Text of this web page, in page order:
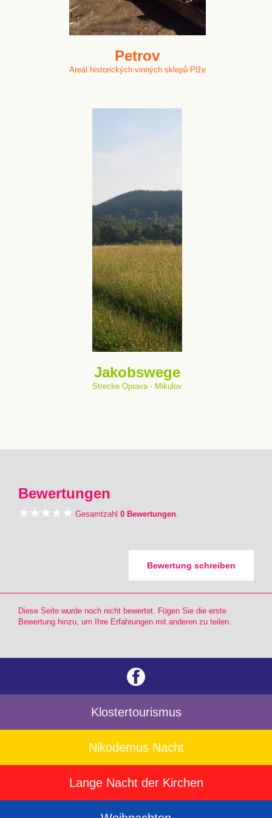
Petrov
Areál historických vinných sklepů Plže
Jakobswege
Strecke Oprava - Mikulov
Bewertungen
Gesamtzahl 0 Bewertungen.
Bewertung schreiben
Diese Seite wurde noch nicht bewertet. Fügen Sie die erste
Bewertung hinzu, um Ihre Erfahrungen mit anderen zu teilen.
Klostertourismus
Nikodemus Nacht
Lange Nacht der Kirchen